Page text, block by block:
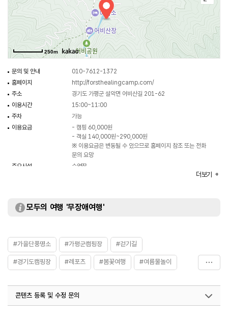
250m
문의 및 안내
010-7612-1372
홈페이지
http://forsthealingcamp.com/
주소
경기도 가평군 설악면 어비산길 201-62
이용시간
15:00~11:00
주차
가능
이용요금
- 캠핑 60,000원
- 객실 140,000원~290,000원
※ 이용요금은 변동될 수 있으므로 홈페이지 참조 또는 전화
문의 요망
주요시설
수영장
더보기
모두의 여행 '무장애여행'
#가을단풍명소 #가평군캠핑장 #걷기길
#경기도캠핑장 #레포츠 #봄꽃여행 #여름물놀이
콘텐츠 등록 및 수정 문의